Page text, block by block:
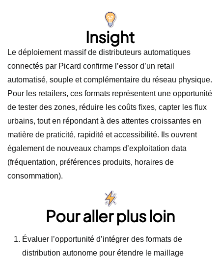
Insight
Le déploiement massif de distributeurs automatiques
connectés par Picard confirme l’essor d’un retail
automatisé, souple et complémentaire du réseau physique.
Pour les retailers, ces formats représentent une opportunité
de tester des zones, réduire les coûts fixes, capter les flux
urbains, tout en répondant à des attentes croissantes en
matière de praticité, rapidité et accessibilité. Ils ouvrent
également de nouveaux champs d’exploitation data
(fréquentation, préférences produits, horaires de
consommation).
Pour aller plus loin
Évaluer l’opportunité d’intégrer des formats de
distribution autonome pour étendre le maillage